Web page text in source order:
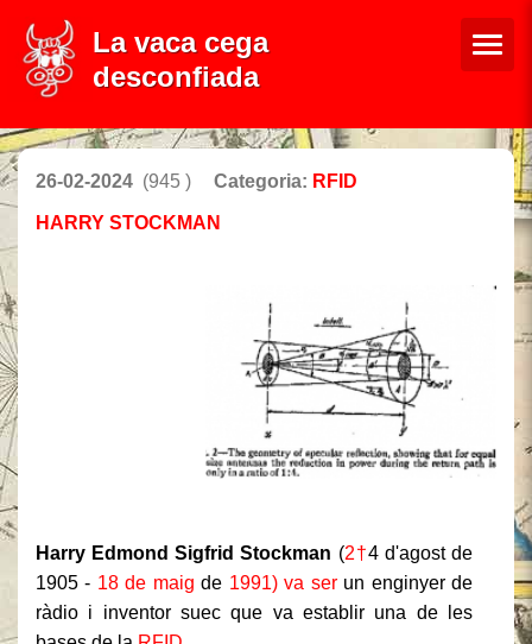
La vaca cega
desconfiada
26-02-2024 (945 ) Categoria: RFID
HARRY STOCKMAN
Harry Edmond Sigfrid Stockman (2†4 d'agost de
1905 - 18 de maig de 1991) va serun enginyer de
ràdio i inventor suec que va establir una de les